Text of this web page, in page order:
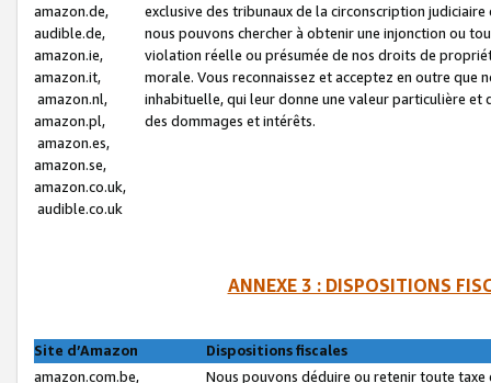
amazon.de,
audible.de,
amazon.ie,
amazon.it,
amazon.nl,
amazon.pl,
amazon.es,
amazon.se,
amazon.co.uk,
audible.co.uk
exclusive des tribunaux de la circonscription
nous pouvons chercher à obtenir une injonction ou
violation réelle ou présumée de nos droits de
morale. Vous reconnaissez et acceptez en outre que
inhabituelle, qui leur donne une valeur particulière
des dommages et intérêts.
ANNEXE 3 : DISPOSITIONS
Site d’Amazon
Dispositions fiscales
amazon.com.be,
Nous pouvons déduire ou retenir toute